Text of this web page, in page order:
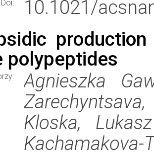
Doi:
10.1021/
polypeptides
Agnieszka
Kloska,
Kachamakova-